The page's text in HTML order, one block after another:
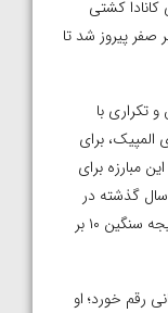
کشتی
به میدان رفت و با نتیجه قاطع ۵ بر صفر پیروز شد تا
تکراری با
المپیک، برای
برای
سال گذشته در
فینال المپیک پاریس برابر همین حریف با نتیجه سنگین ۱۰ بر
رقم خورد؛ او